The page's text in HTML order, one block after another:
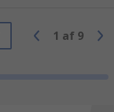
1 af 9